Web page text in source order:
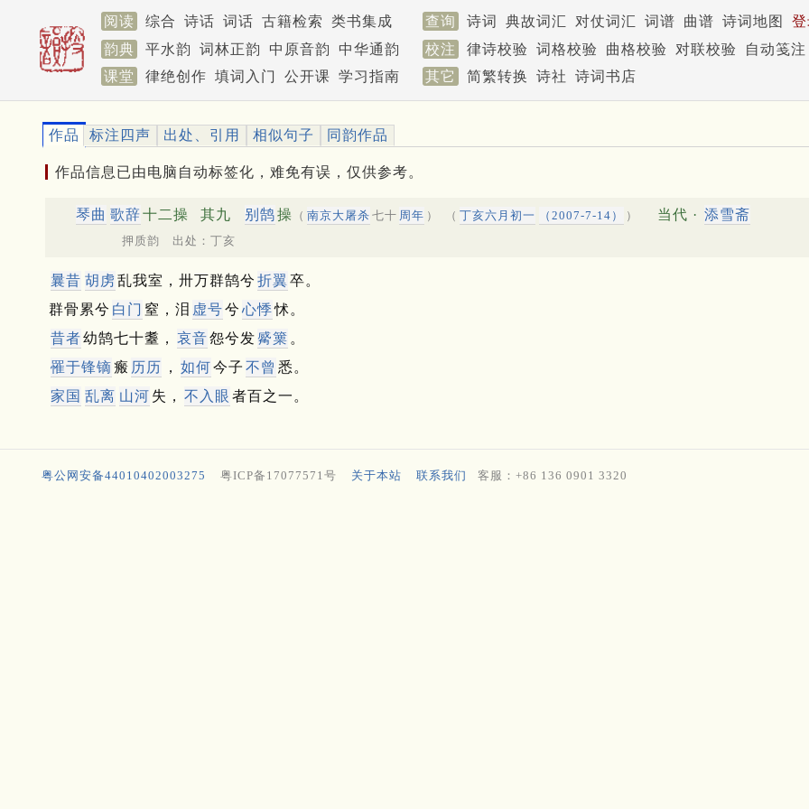
阅读 综合 诗话 词话 古籍检索 类书集成 查询 诗词 典故词汇 对仗词汇 词谱 曲谱 诗词地图
韵典
平水韵 词林正韵 中原音韵 中华通韵 校注 律诗校验 词格校验 曲格校验 对联校验
自动笺注
课堂
律绝创作 填词入门 公开课 学习指南 其它 简繁转换 诗社 诗词书店
作品 标注四声 出处、引用 相似句子 同韵作品
作品信息已由电脑自动标签化，难免有误，仅供参考。
琴曲 歌辞十二操 其九 别鹄操 （ 南京大屠杀 七十 周年 ） （ 丁亥六月初一 （2007-7-14） ） 当代 · 添雪斋
押质韵 出处：丁亥
曩昔 胡虏 乱我室，卅万群鹄兮 折翼 卒。
群骨累兮 白门 窒，泪 虚号兮 心悸怵。
昔者幼鹄七十耋， 哀音怨兮发 觱篥 。
罹于锋镝瘢 历历 ， 如何今子 不曾 悉。
家国 乱离 山河 失， 不入眼 者百之一。
粤公网安备44010402003275 粤ICP备17077571号 关于本站 联系我们 客服：+86 136 0901 3320